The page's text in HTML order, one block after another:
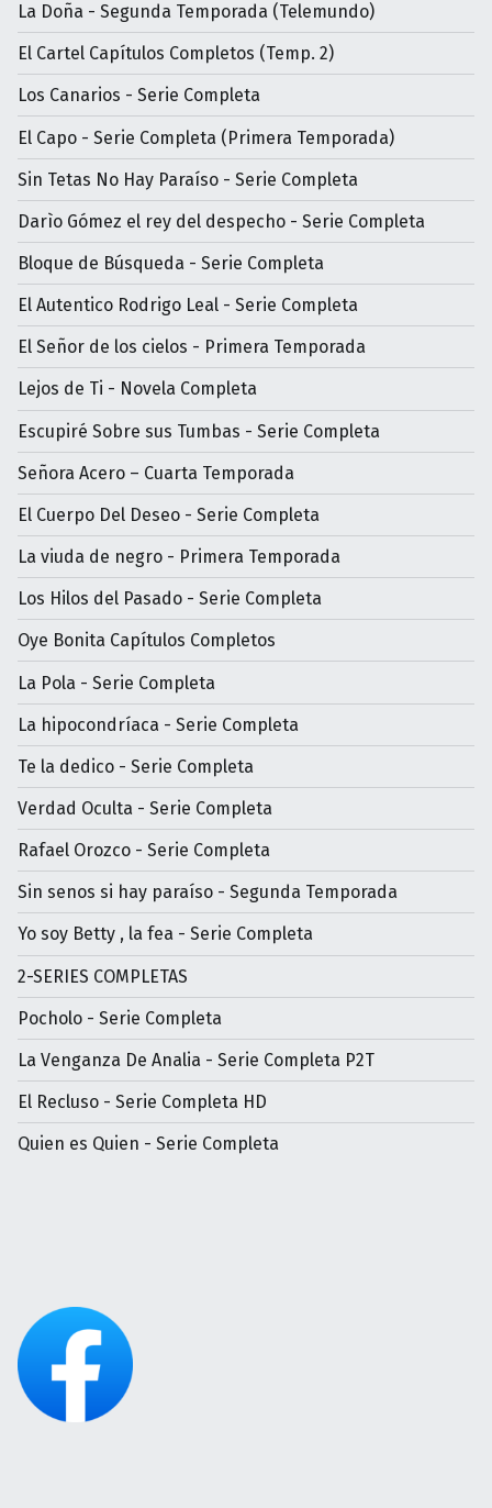
La Doña - Segunda Temporada (Telemundo)
El Cartel Capítulos Completos (Temp. 2)
Los Canarios - Serie Completa
El Capo - Serie Completa (Primera Temporada)
Sin Tetas No Hay Paraíso - Serie Completa
Darìo Gómez el rey del despecho - Serie Completa
Bloque de Búsqueda - Serie Completa
El Autentico Rodrigo Leal - Serie Completa
El Señor de los cielos - Primera Temporada
Lejos de Ti - Novela Completa
Escupiré Sobre sus Tumbas - Serie Completa
Señora Acero – Cuarta Temporada
El Cuerpo Del Deseo - Serie Completa
La viuda de negro - Primera Temporada
Los Hilos del Pasado - Serie Completa
Oye Bonita Capítulos Completos
La Pola - Serie Completa
La hipocondríaca - Serie Completa
Te la dedico - Serie Completa
Verdad Oculta - Serie Completa
Rafael Orozco - Serie Completa
Sin senos si hay paraíso - Segunda Temporada
Yo soy Betty , la fea - Serie Completa
2-SERIES COMPLETAS
Pocholo - Serie Completa
La Venganza De Analia - Serie Completa P2T
El Recluso - Serie Completa HD
Quien es Quien - Serie Completa